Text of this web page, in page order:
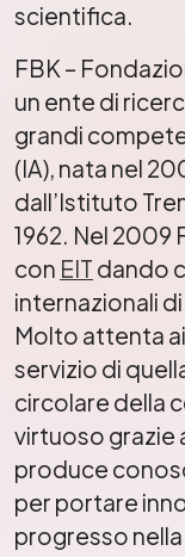
scientifica.
FBK –
un ente di
grandi
(IA), nata nel
dall’Istituto
1962. Nel 2009
con EIT dando
internazionali
Molto attenta
servizio di
circolare della
virtuoso grazie
produce
per portare
progresso